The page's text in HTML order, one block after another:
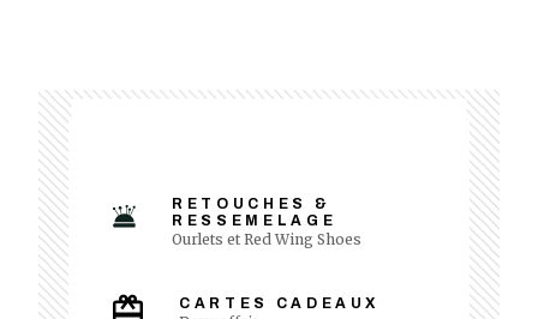
RETOUCHES &
RESSEMELAGE
Ourlets et Red Wing Shoes
CARTES CADEAUX